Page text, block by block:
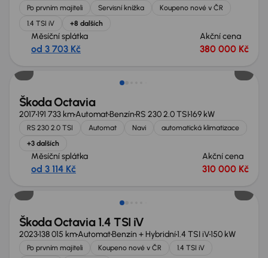
Po prvním majiteli Servisní knížka
Koupeno nové v ČR
1.4 TSI iV
+8 dalších
Měsíční splátka
od 3 703 Kč
Akční cena
380 000 Kč
Zlevněno o 20 000 Kč
Škoda Octavia
2017191 733 kmAutomatBenzín RS 230 2.0 TSI169 kW
RS 230 2.0 TSI Automat Navi
automatická klimatizace
+3 dalších
Měsíční splátka
od 3 114 Kč
Akční cena
310 000 Kč
Nově v nabídce
Škoda Octavia 1.4 TSI iV
2023138 015 kmAutomatBenzín + Hybridní1.4 TSI iV150 kW
Po prvním majiteli Koupeno nové v ČR
1.4 TSI iV